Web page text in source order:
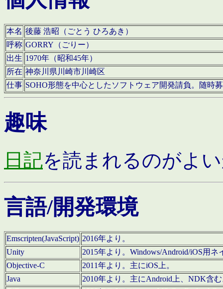
本名 後藤 浩昭（ごとう ひろあき）
呼称 GORRY（ごりー）
出生 1970年（昭和45年）
所在 神奈川県川崎市川崎区
仕事 SOHO形態を中心としたソフトウェア開発請負。随時
趣味
日記を読まれるのがよ
言語/開発環境
Emscripten(JavaScript) 2016年より。
Unity
2015年より。Windows/Android/iOS用
Objective-C
2011年より。主にiOS上。
Java
2010年より。主にAndroid上、NDK含